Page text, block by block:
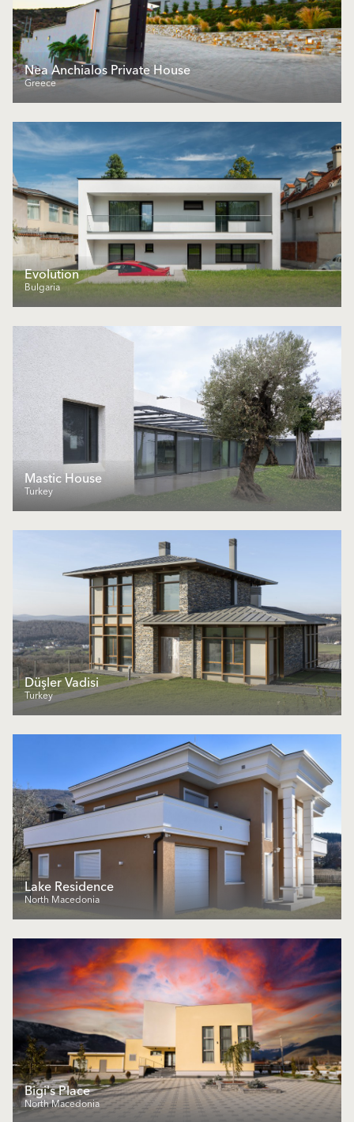
Nea Anchialos Private House
Greece
Еvolution
Bulgaria
Mastic House
Turkey
Düşler Vadisi
Turkey
Lake Residence
North Macedonia
Bigi's Place
North Macedonia